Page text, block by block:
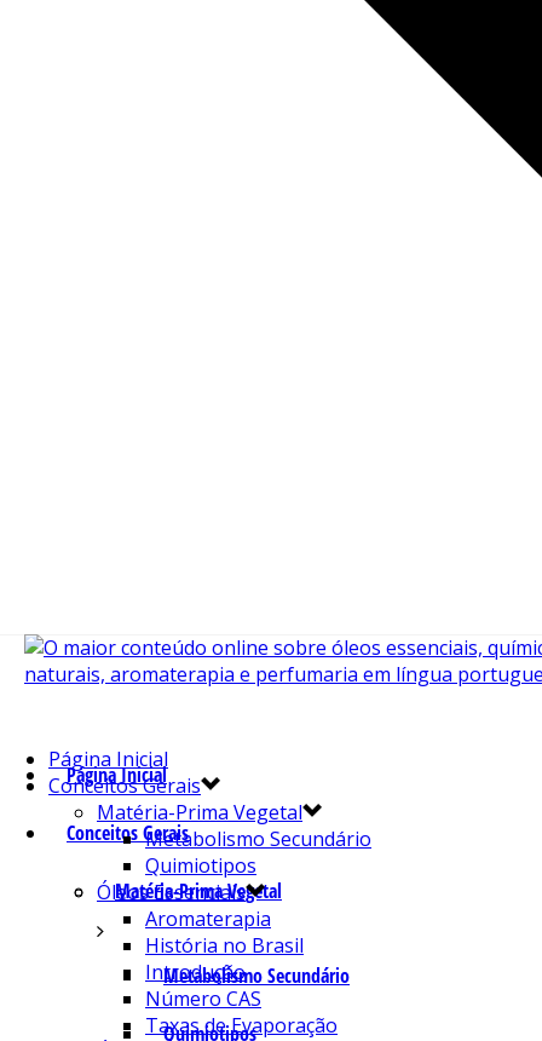
Página Inicial
Conceitos Gerais
Matéria-Prima Vegetal
Metabolismo Secundário
Quimiotipos
Página Inicial
Conceitos Gerais
Matéria-Prima Vegetal
Metabolismo Secundário
Quimiotipos
Óleos Essenciais
Aromaterapia
História no Brasil
Introdução
Número CAS
Taxas de Evaporação